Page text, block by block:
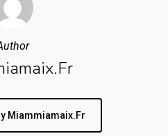
Miammiamaix.fr